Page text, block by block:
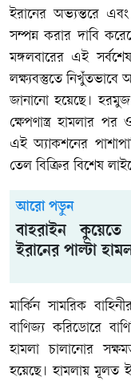
ইরানের অভ্যন্তরে
সম্পন্ন করার দাবি
মঙ্গলবারের এই
লক্ষ্যবস্তুতে নিখুঁতভাবে
জানানো হয়েছে। হরমুজ
ক্ষেপণাস্ত্র হামলার
এই অ্যাকশনের
তেল বিক্রির বিশেষ
আরো পড়ুন
বাহরাইন কুয়েতে
ইরানের পাল্টা
মার্কিন সামরিক
বাণিজ্য করিডোরে
হামলা চালানোর
হয়েছে। হামলায় মূলত